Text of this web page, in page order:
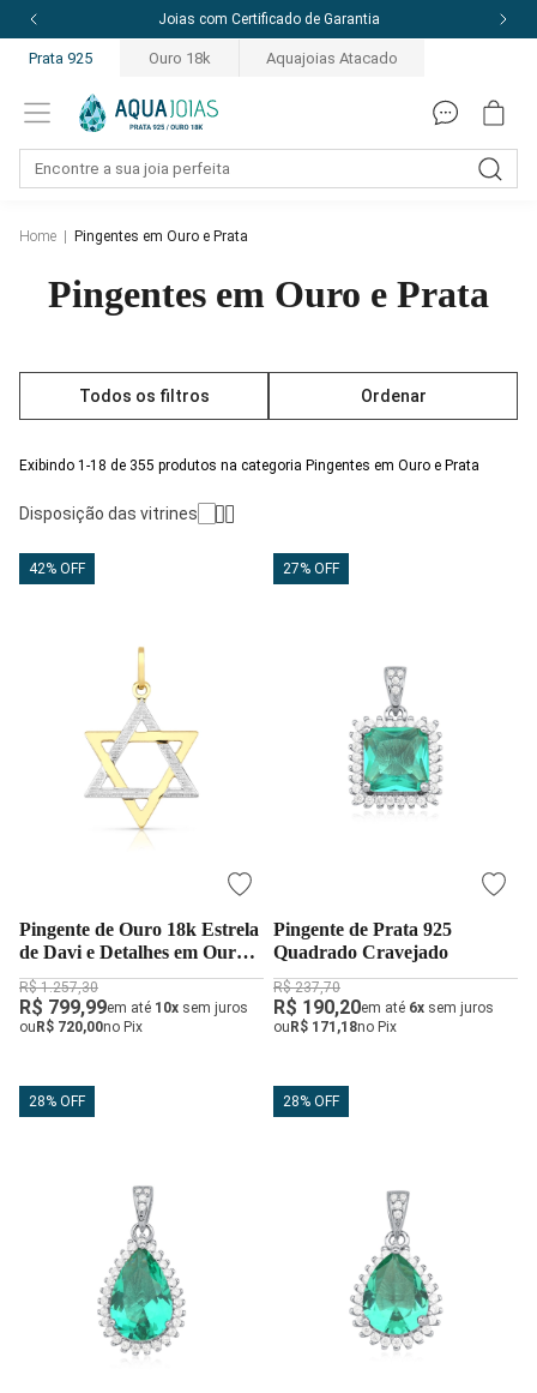
Joias com Certificado de Garantia
Prata 925 Ouro 18k Aquajoias Atacado
Home Pingentes em Ouro e Prata
Pingentes em Ouro e Prata
Exibindo 1-18 de 355 produtos na categoria Pingentes em Ouro e Prata
Todos os filtros Ordenar
Disposição das vitrines
42% OFF
Pingente de Ouro 18k Estrela
de Davi e Detalhes em Ouro
Branco
R$ 1.257,30
R$ 799,99em até 10x sem juros
ou R$ 720,00no Pix
27% OFF
Pingente de Prata 925
Quadrado Cravejado
R$ 237,70
R$ 190,20em até 6x sem juros
ou R$ 171,18no Pix
28% OFF 28% OFF